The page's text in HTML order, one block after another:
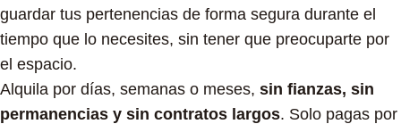
guardar tus pertenencias de forma segura durante el
tiempo que lo necesites, sin tener que preocuparte por
el espacio.
Alquila por días, semanas o meses, sin fianzas, sin
permanencias y sin contratos largos. Solo pagas por